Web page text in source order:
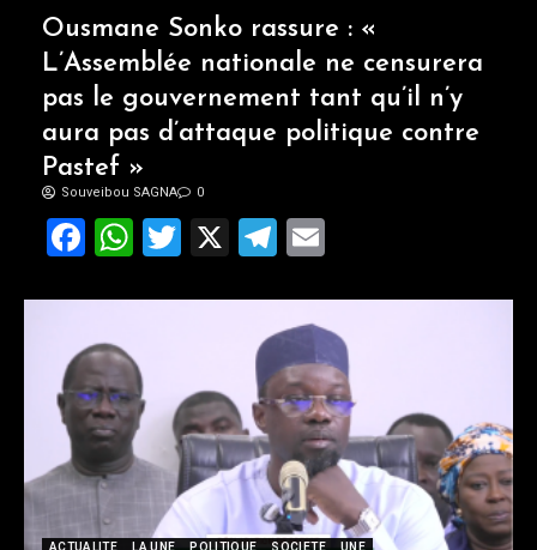
ACTUALITE LA UNE POLITIQUE SOCIETE UNE
Ousmane Sonko rassure : «
L’Assemblée nationale ne censurera
pas le gouvernement tant qu’il n’y
aura pas d’attaque politique contre
Pastef »
Souveibou SAGNA 0
Facebook
WhatsApp
Twitter
X Telegram